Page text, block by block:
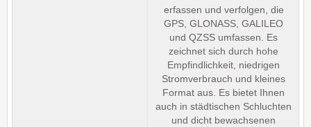
erfassen und verfolgen, die
GPS, GLONASS, GALILEO
und QZSS umfassen. Es
zeichnet sich durch hohe
Empfindlichkeit, niedrigen
Stromverbrauch und kleines
Format aus. Es bietet Ihnen
auch in städtischen Schluchten
und dicht bewachsenen